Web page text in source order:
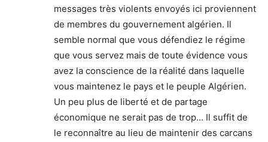
messages très violents envoyés ici proviennent
de membres du gouvernement algérien. Il
semble normal que vous défendiez le régime
que vous servez mais de toute évidence vous
avez la conscience de la réalité dans laquelle
vous maintenez le pays et le peuple Algérien.
Un peu plus de liberté et de partage
économique ne serait pas de trop… Il suffit de
le reconnaître au lieu de maintenir des carcans